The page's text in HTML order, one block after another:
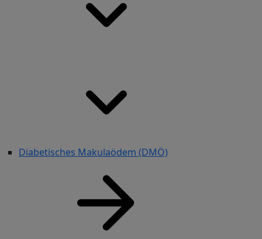
Diabetisches Makulaödem (DMÖ)